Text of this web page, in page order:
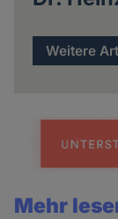
Weitere
Mehr